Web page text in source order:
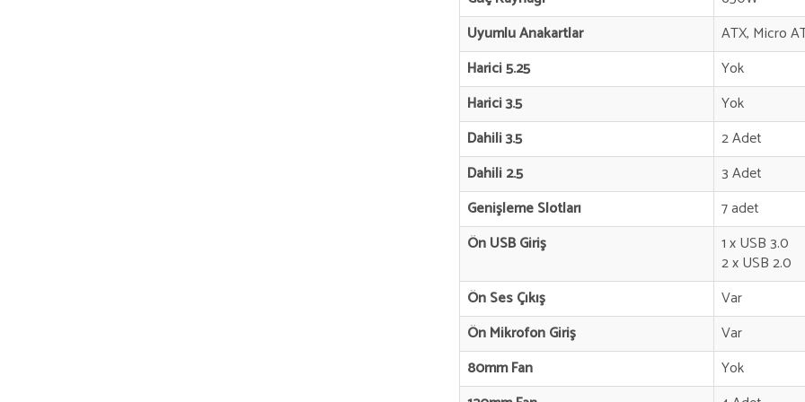
Uyumlu Anakartlar
ATX, Micro
Harici 5.25
Yok
Harici 3.5
Yok
Dahili 3.5
2 Adet
Dahili 2.5
3 Adet
Genişleme Slotları
7 adet
Ön USB Giriş
1 x USB 3.0
2 x USB 2.0
Ön Ses Çıkış
Var
Ön Mikrofon Giriş
Var
80mm Fan
Yok